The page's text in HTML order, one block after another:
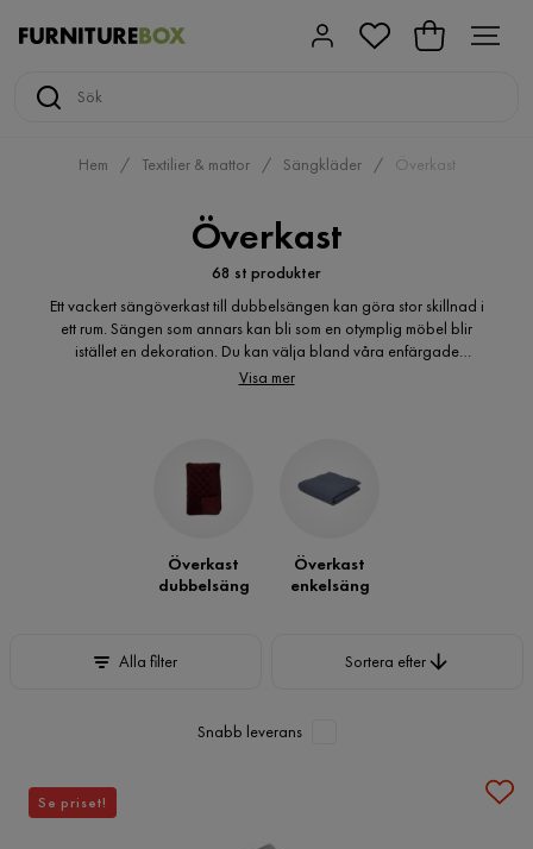
Hem Textilier & mattor Sängkläder Överkast
Överkast
68 st produkter
Ett vackert sängöverkast till dubbelsängen kan göra stor skillnad i
ett rum. Sängen som annars kan bli som en otymplig möbel blir
istället en dekoration. Du kan välja bland våra enfärgade
överkast av god kvalitet och kombinera med färgglada kuddar
våra överkast billigt. Ett snyggt överkast kan göra så mycket för
sovrummet. Med ett billigt överkast finns det rum för att byta säng
överkast efter årstider eller humör.
Visa mer
Överkast
dubbelsäng
Överkast
enkelsäng
Alla filter Sortera efter
Snabb leverans
Se priset!